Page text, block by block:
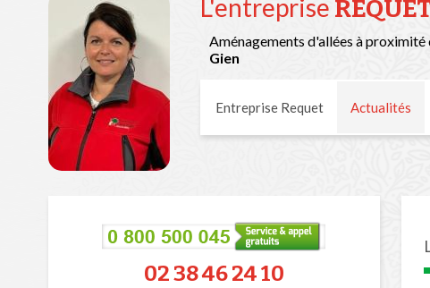
L'entreprise
Aménagements d'allées à proximité
Gien
Entreprise Requet Actualités
02 38 46 24 10